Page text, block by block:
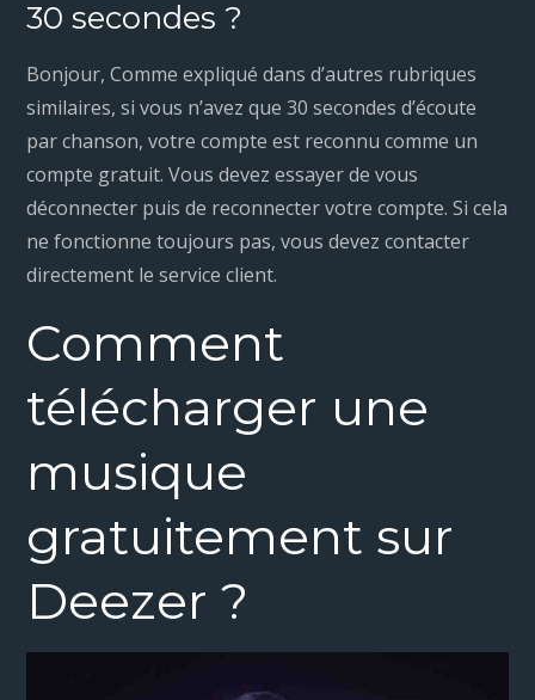
30 secondes ?
Bonjour, Comme expliqué dans d’autres rubriques
similaires, si vous n’avez que 30 secondes d’écoute
par chanson, votre compte est reconnu comme un
compte gratuit. Vous devez essayer de vous
déconnecter puis de reconnecter votre compte. Si cela
ne fonctionne toujours pas, vous devez contacter
directement le service client.
Comment
télécharger une
musique
gratuitement sur
Deezer ?